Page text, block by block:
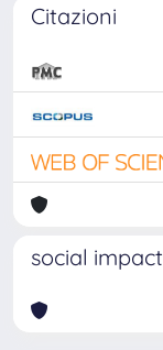
Citazioni
social impact